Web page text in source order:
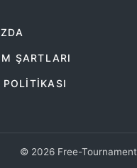
ŞARTLARI
© 2026 Free-Tournament